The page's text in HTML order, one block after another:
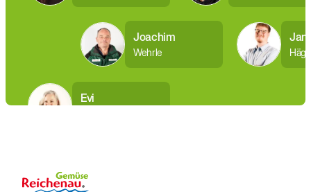
Joachim
Wehrle
Jan
Evi